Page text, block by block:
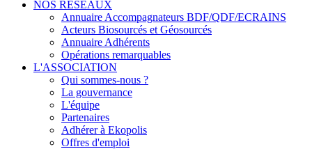
NOS RÉSEAUX
Annuaire Accompagnateurs BDF/QDF/ECRAINS
Acteurs Biosourcés et Géosourcés
Annuaire Adhérents
Opérations remarquables
L'ASSOCIATION
Qui sommes-nous ?
La gouvernance
L'équipe
Partenaires
Adhérer à Ekopolis
Offres d'emploi